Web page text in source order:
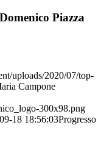
Piazza
uploads/2020/07/top-
Campone
300x98.png
18 18:56:03Progresso